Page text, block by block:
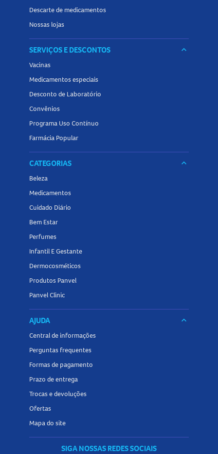
Descarte de medicamentos
Nossas lojas
SERVIÇOS E DESCONTOS keyboard_arrow_down
Vacinas
Medicamentos especiais
Desconto de Laboratório
Convênios
Programa Uso Contínuo
Farmácia Popular
CATEGORIAS keyboard_arrow_down
Beleza
Medicamentos
Cuidado Diário
Bem Estar
Perfumes
Infantil E Gestante
Dermocosméticos
Produtos Panvel
Panvel Clinic
AJUDA keyboard_arrow_down
Central de informações
Perguntas frequentes
Formas de pagamento
Prazo de entrega
Trocas e devoluções
Ofertas
Mapa do site
SIGA NOSSAS REDES SOCIAIS